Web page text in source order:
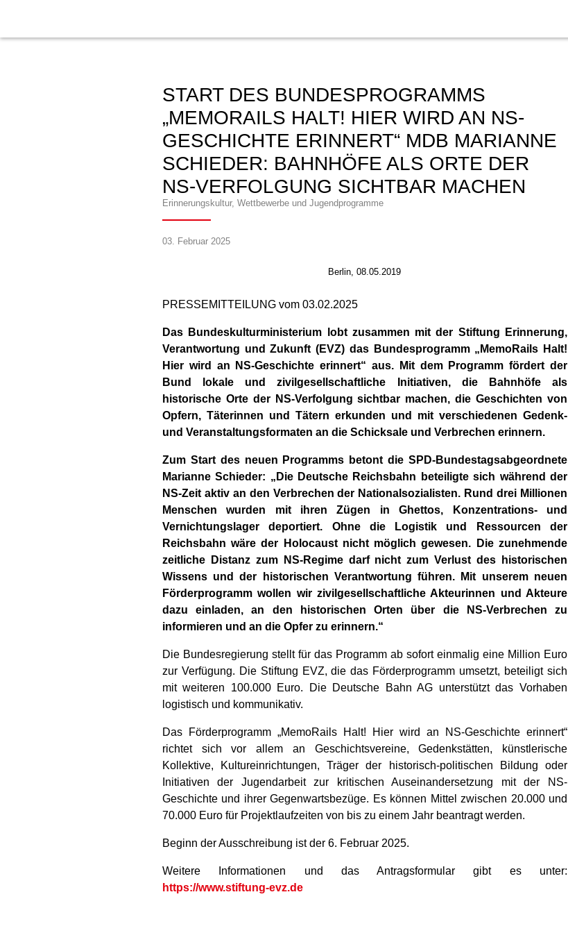
START DES BUNDESPROGRAMMS
„MEMORAILS HALT! HIER WIRD AN NS-
GESCHICHTE ERINNERT“ MDB MARIANNE
SCHIEDER: BAHNHÖFE ALS ORTE DER
NS-VERFOLGUNG SICHTBAR MACHEN
Erinnerungskultur, Wettbewerbe und Jugendprogramme
03. Februar 2025
Berlin, 08.05.2019
PRESSEMITTEILUNG vom 03.02.2025
Das Bundeskulturministerium lobt zusammen mit der Stiftung Erinnerung,
Verantwortung und Zukunft (EVZ) das Bundesprogramm „MemoRails Halt!
Hier wird an NS-Geschichte erinnert“ aus. Mit dem Programm fördert der
Bund lokale und zivilgesellschaftliche Initiativen, die Bahnhöfe als
historische Orte der NS-Verfolgung sichtbar machen, die Geschichten von
Opfern, Täterinnen und Tätern erkunden und mit verschiedenen Gedenk-
und Veranstaltungsformaten an die Schicksale und Verbrechen erinnern.
Zum Start des neuen Programms betont die SPD-Bundestagsabgeordnete
Marianne Schieder: „Die Deutsche Reichsbahn beteiligte sich während der
NS-Zeit aktiv an den Verbrechen der Nationalsozialisten. Rund drei Millionen
Menschen wurden mit ihren Zügen in Ghettos, Konzentrations- und
Vernichtungslager deportiert. Ohne die Logistik und Ressourcen der
Reichsbahn wäre der Holocaust nicht möglich gewesen. Die zunehmende
zeitliche Distanz zum NS-Regime darf nicht zum Verlust des historischen
Wissens und der historischen Verantwortung führen. Mit unserem neuen
Förderprogramm wollen wir zivilgesellschaftliche Akteurinnen und Akteure
dazu einladen, an den historischen Orten über die NS-Verbrechen zu
informieren und an die Opfer zu erinnern.“
Die Bundesregierung stellt für das Programm ab sofort einmalig eine Million Euro
zur Verfügung. Die Stiftung EVZ, die das Förderprogramm umsetzt, beteiligt sich
mit weiteren 100.000 Euro. Die Deutsche Bahn AG unterstützt das Vorhaben
logistisch und kommunikativ.
Das Förderprogramm „MemoRails Halt! Hier wird an NS-Geschichte erinnert“
richtet sich vor allem an Geschichtsvereine, Gedenkstätten, künstlerische
Kollektive, Kultureinrichtungen, Träger der historisch-politischen Bildung oder
Initiativen der Jugendarbeit zur kritischen Auseinandersetzung mit der NS-
Geschichte und ihrer Gegenwartsbezüge. Es können Mittel zwischen 20.000 und
70.000 Euro für Projektlaufzeiten von bis zu einem Jahr beantragt werden.
Beginn der Ausschreibung ist der 6. Februar 2025.
Weitere Informationen und das Antragsformular gibt es unter:
https://www.stiftung-evz.de